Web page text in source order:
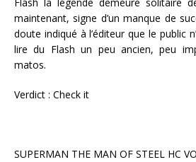
maintenant, signe d’un manque de
doute indiqué à l’éditeur que le public
lire du Flash un peu ancien, peu
matos.
Verdict : Check it
SUPERMAN THE MAN OF STEEL HC